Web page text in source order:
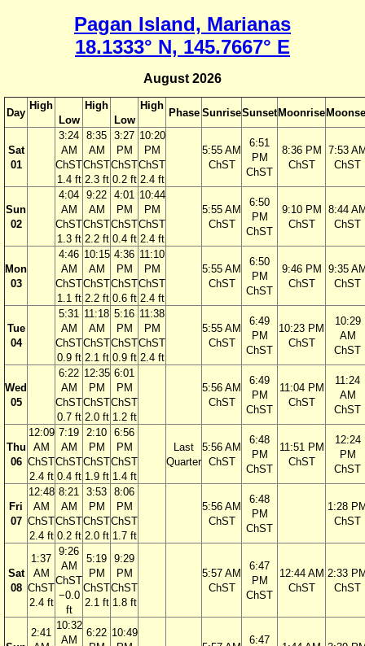
Pagan Island, Marianas
18.1333° N, 145.7667° E
August 2026
Day
High
Low
High
Low
High
Phase SunriseSunset Moonrise
Sat
01
3:24
AM
ChST
1.4 ft
8:35
AM
ChST
2.3 ft
3:27
PM
ChST
0.2 ft
10:20
PM
ChST
2.4 ft
5:55 AM
ChST
6:51
PM
ChST
8:36 PM
ChST
7:53
ChST
Sun
02
4:04
AM
ChST
1.3 ft
9:22
AM
ChST
2.2 ft
4:01
PM
ChST
0.4 ft
10:44
PM
ChST
2.4 ft
5:55 AM
ChST
6:50
PM
ChST
9:10 PM
ChST
8:44
ChST
Mon
03
4:46
AM
ChST
1.1 ft
10:15
AM
ChST
2.2 ft
4:36
PM
ChST
0.6 ft
11:10
PM
ChST
2.4 ft
5:55 AM
ChST
6:50
PM
ChST
9:46 PM
ChST
9:35
ChST
Tue
04
5:31
AM
ChST
0.9 ft
11:18
AM
ChST
2.1 ft
5:16
PM
ChST
0.9 ft
11:38
PM
ChST
2.4 ft
5:55 AM
ChST
6:49
PM
ChST
10:23 PM
ChST
10:29
AM
ChST
Wed
05
6:22
AM
ChST
0.7 ft
12:35
PM
ChST
2.0 ft
6:01
PM
ChST
1.2 ft
5:56 AM
ChST
6:49
PM
ChST
11:04 PM
ChST
11:24
AM
ChST
Thu
06
12:09
AM
ChST
2.4 ft
7:19
AM
ChST
0.4 ft
2:10
PM
ChST
1.9 ft
6:56
PM
ChST
1.4 ft
Last
Quarter
5:56 AM
ChST
6:48
PM
ChST
11:51 PM
ChST
12:24
PM
ChST
Fri
07
12:48
AM
ChST
2.4 ft
8:21
AM
ChST
0.2 ft
3:53
PM
ChST
2.0 ft
8:06
PM
ChST
1.7 ft
5:56 AM
ChST
6:48
PM
ChST
1:28
ChST
Sat
08
1:37
AM
ChST
2.4 ft
9:26
AM
ChST
−0.0
ft
5:19
PM
ChST
2.1 ft
9:29
PM
ChST
1.8 ft
5:57 AM
ChST
6:47
PM
ChST
12:44 AM
ChST
2:33
ChST
2:41
10:32
AM
6:22 10:49
6:47